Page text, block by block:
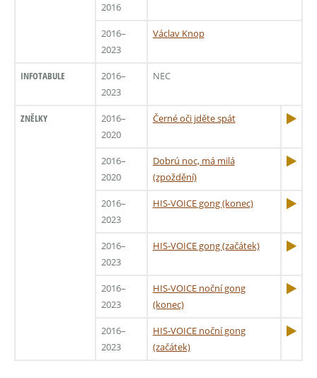
2016
2016–
2023
Václav Knop
INFOTABULE
2016–
2023
NEC
ZNĚLKY
2016–
2020
Černé oči jděte spát
2016–
2020
Dobrú noc, má milá
(zpoždění)
2016–
2023
HIS-VOICE gong (konec)
2016–
2023
HIS-VOICE gong (začátek)
2016–
2023
HIS-VOICE noční gong
(konec)
2016–
2023
HIS-VOICE noční gong
(začátek)